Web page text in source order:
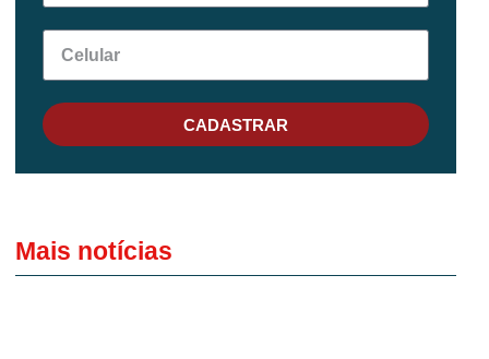
CADASTRAR
Mais notícias